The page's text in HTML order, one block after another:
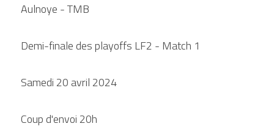
Aulnoye - TMB
Demi-finale des playoffs LF2 - Match 1
Samedi 20 avril 2024
Coup d'envoi 20h